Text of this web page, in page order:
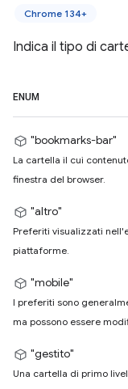
Chrome 134+
Indica il tipo di
ENUM
"bookmarks-bar"
La cartella il cui
finestra del browser.
"altro"
Preferiti visualizzati
piattaforme.
"mobile"
I preferiti sono
ma possono essere
"gestito"
Una cartella di primo